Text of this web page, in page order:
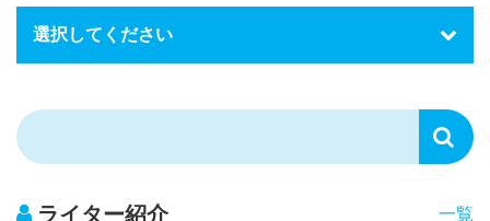
一覧
ライター紹介